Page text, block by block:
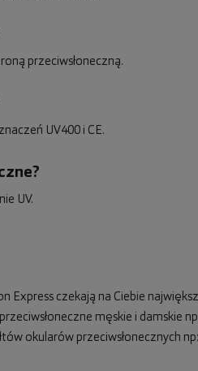
przeciwsłoneczną.
UV400 i CE.
UV.
czekają na Ciebie
męskie i damskie
okularów przeciwsłonecznych